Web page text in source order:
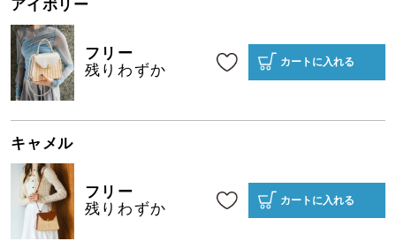
アイボリー
フリー
残りわずか
カートに入れる
キャメル
フリー
残りわずか
カートに入れる